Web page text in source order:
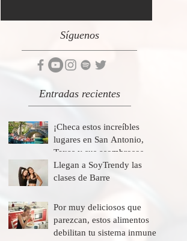
Síguenos
Entradas recientes
¡Checa estos increíbles
lugares en San Antonio,
Texas y sus asombrosos
descuentos!
Llegan a SoyTrendy las
clases de Barre
Por muy deliciosos que
parezcan, estos alimentos
debilitan tu sistema inmune